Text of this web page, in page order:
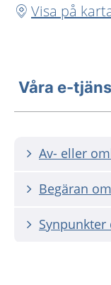
Visa på
Våra e-
Av- eller
Begäran
Synpunkter